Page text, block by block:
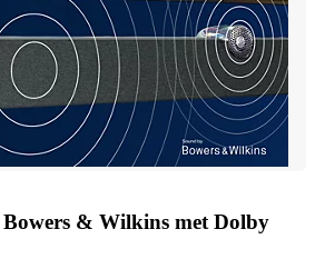
Bowers & Wilkins met Dolby